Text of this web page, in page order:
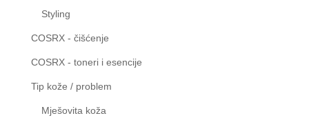
Styling
COSRX - čišćenje
COSRX - toneri i esencije
Tip kože / problem
Mješovita koža